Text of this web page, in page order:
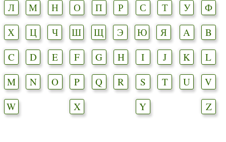
Л
М Н О П Р С Т У
Ф
Х
Ц Ч Ш Щ Э Ю Я A
B
C
D E F G H I J K
L
M
N O P Q R S T U
V
W
X Y Z